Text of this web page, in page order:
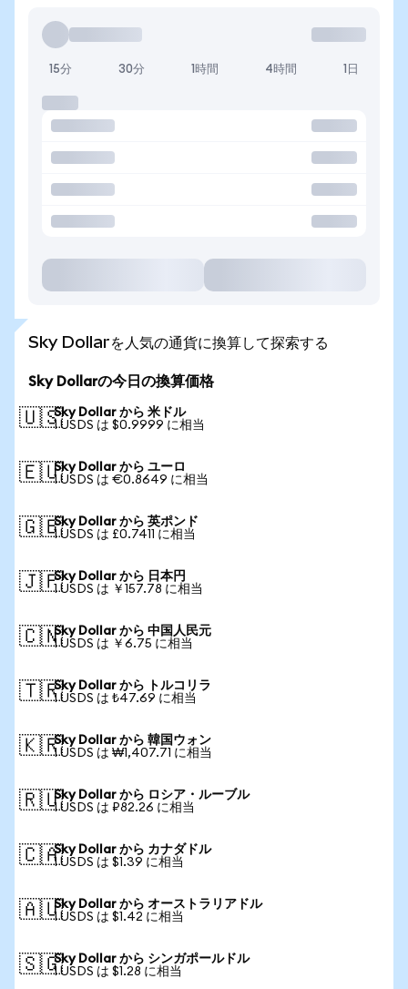
15分 30分 1時間 4時間 1日
Sky Dollarを人気の通貨に換算して探索する
Sky Dollarの今日の換算価格
🇺🇸Sky Dollar から 米ドル
1 USDS は $0.9999 に相当
🇪🇺Sky Dollar から ユーロ
1 USDS は €0.8649 に相当
🇬🇧Sky Dollar から 英ポンド
1 USDS は £0.7411 に相当
🇯🇵Sky Dollar から 日本円
1 USDS は ￥157.78 に相当
🇨🇳Sky Dollar から 中国人民元
1 USDS は ￥6.75 に相当
🇹🇷Sky Dollar から トルコリラ
1 USDS は ₺47.69 に相当
🇰🇷Sky Dollar から 韓国ウォン
1 USDS は ₩1,407.71 に相当
🇷🇺Sky Dollar から ロシア・ルーブル
1 USDS は ₽82.26 に相当
🇨🇦Sky Dollar から カナダドル
1 USDS は $1.39 に相当
🇦🇺Sky Dollar から オーストラリアドル
1 USDS は $1.42 に相当
🇸🇬Sky Dollar から シンガポールドル
1 USDS は $1.28 に相当